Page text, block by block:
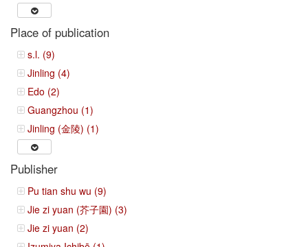
Place of publication
s.l. (9)
Jinling (4)
Edo (2)
Guangzhou (1)
Jinling (金陵) (1)
Publisher
Pu tian shu wu (9)
Jie zi yuan (芥子園) (3)
Jie zi yuan (2)